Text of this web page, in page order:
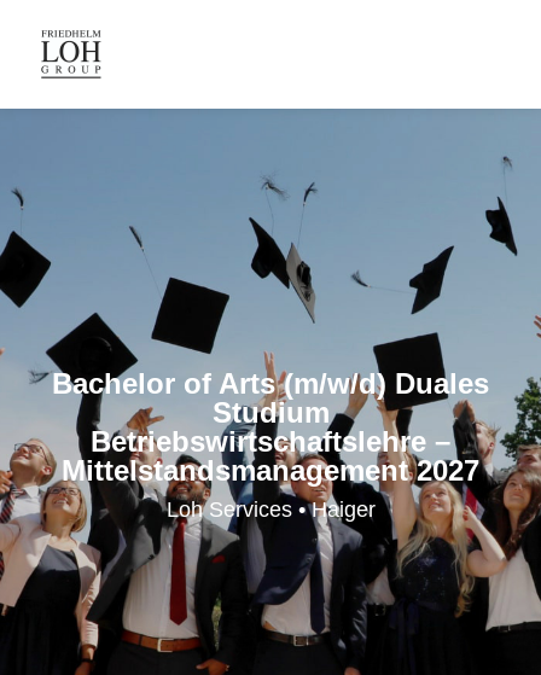
Bachelor of Arts (m/w/d) Duales
Studium
Betriebswirtschaftslehre –
Mittelstandsmanagement 2027
Loh Services • Haiger